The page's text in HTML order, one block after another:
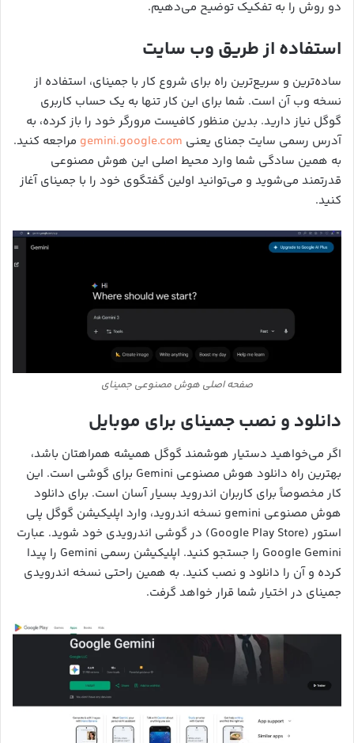
دو روش را به تفکیک توضیح می‌دهیم.
استفاده از طریق وب سایت
ساده‌ترین و سریع‌ترین راه برای شروع کار با جمینای، استفاده از
نسخه وب آن است. شما برای این کار تنها به یک حساب کاربری
گوگل نیاز دارید. بدین منظور کافیست مرورگر خود را باز کرده، به
آدرس رسمی سایت جمنای یعنی gemini.google.com مراجعه کنید.
به همین سادگی شما وارد محیط اصلی این هوش مصنوعی
قدرتمند می‌شوید و می‌توانید اولین گفتگوی خود را با جمینای آغاز
کنید.
صفحه اصلی هوش مصنوعی جمینای
دانلود و نصب جمینای برای موبایل
اگر می‌خواهید دستیار هوشمند گوگل همیشه همراهتان باشد،
بهترین راه دانلود هوش مصنوعی Gemini برای گوشی است. این
کار مخصوصاً برای کاربران اندروید بسیار آسان است. برای دانلود
هوش مصنوعی gemini نسخه اندروید، وارد اپلیکیشن گوگل پلی
استور (Google Play Store) در گوشی اندرویدی خود شوید. عبارت
Google Gemini را جستجو کنید. اپلیکیشن رسمی Gemini را پیدا
کرده و آن را دانلود و نصب کنید. به همین راحتی نسخه اندرویدی
جمینای در اختیار شما قرار خواهد گرفت.